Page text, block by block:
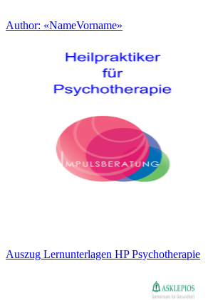
Author: «NameVorname»
Auszug Lernunterlagen HP Psychotherapie